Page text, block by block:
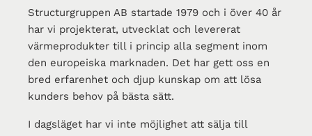
Structurgruppen AB startade 1979 och i över 40 år
har vi projekterat, utvecklat och levererat
värmeprodukter till i princip alla segment inom
den europeiska marknaden. Det har gett oss en
bred erfarenhet och djup kunskap om att lösa
kunders behov på bästa sätt.
I dagsläget har vi inte möjlighet att sälja till